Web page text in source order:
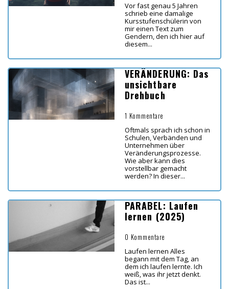
Vor fast genau 5 Jahren
schrieb eine damalige
Kursstufenschülerin von
mir einen Text zum
Gendern, den ich hier auf
diesem...
VERÄNDERUNG: Das
unsichtbare
Drehbuch
1 Kommentare
Oftmals sprach ich schon in
Schulen, Verbänden und
Unternehmen über
Veränderungsprozesse.
Wie aber kann dies
vorstellbar gemacht
werden? In dieser...
PARABEL: Laufen
lernen (2025)
0 Kommentare
Laufen lernen Alles
begann mit dem Tag, an
dem ich laufen lernte. Ich
weiß, was ihr jetzt denkt.
Das ist...